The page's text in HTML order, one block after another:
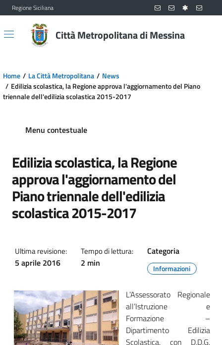
Vai al contenuto principale
Vai al menu principale
Regione Siciliana
Città Metropolitana di Messina
Home La Città Metropolitana
News
Edilizia scolastica, la Regione approva l'aggiornamento del Piano
triennale dell'edilizia scolastica 2015-2017
Menu contestuale
Edilizia scolastica, la Regione
approva l'aggiornamento del
Piano triennale dell'edilizia
scolastica 2015-2017
Ultima revisione:
5 aprile 2016
Tempo di lettura:
2 min
Categoria
Informazioni
L’Assessorato Regionale
all’Istruzione e
Formazione –
Dipartimento Edilizia
Scolastica, con D.D.G.